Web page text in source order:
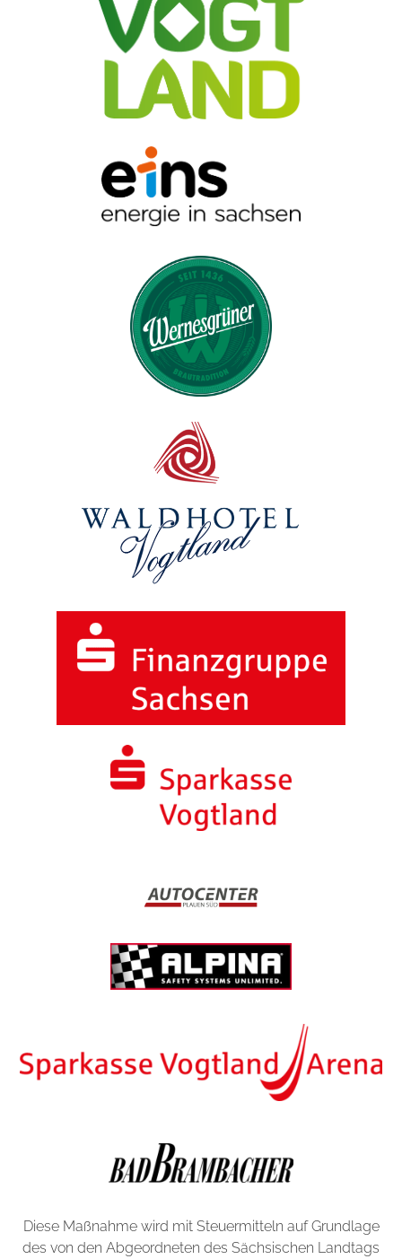
Diese Maßnahme wird mit Steuermitteln auf Grundlage
des von den Abgeordneten des Sächsischen Landtags